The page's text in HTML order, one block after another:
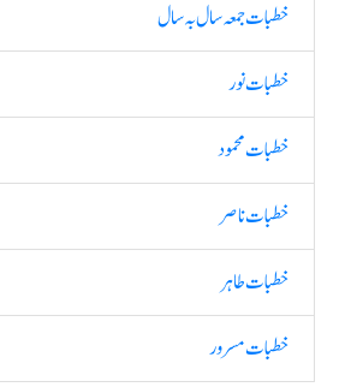
خطبات جمعہ سال بہ سال
خطبات نور
خطبات محمود
خطبات ناصر
خطبات طاہر
خطبات مسرور